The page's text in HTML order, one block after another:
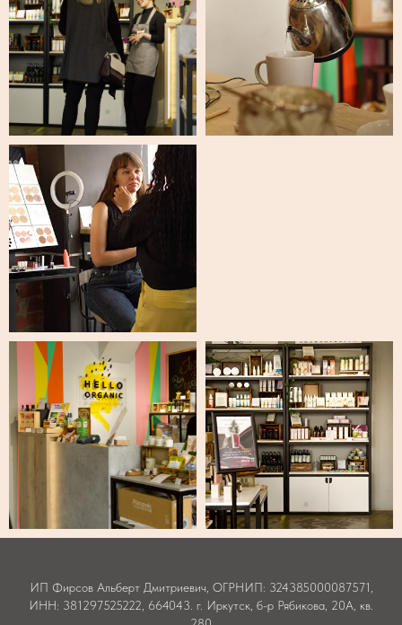
ИП Фирсов Альберт Дмитриевич, ОГРНИП: 324385000087571,
ИНН: 381297525222, 664043. г. Иркутск, б-р Рябикова, 20А, кв.